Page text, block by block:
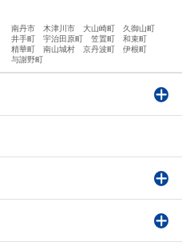
南丹市 木津川市 大山崎町
久御山町
井手町
宇治田原町 笠置町
和束町
精華町
南山城村 京丹波町
伊根町
与謝野町